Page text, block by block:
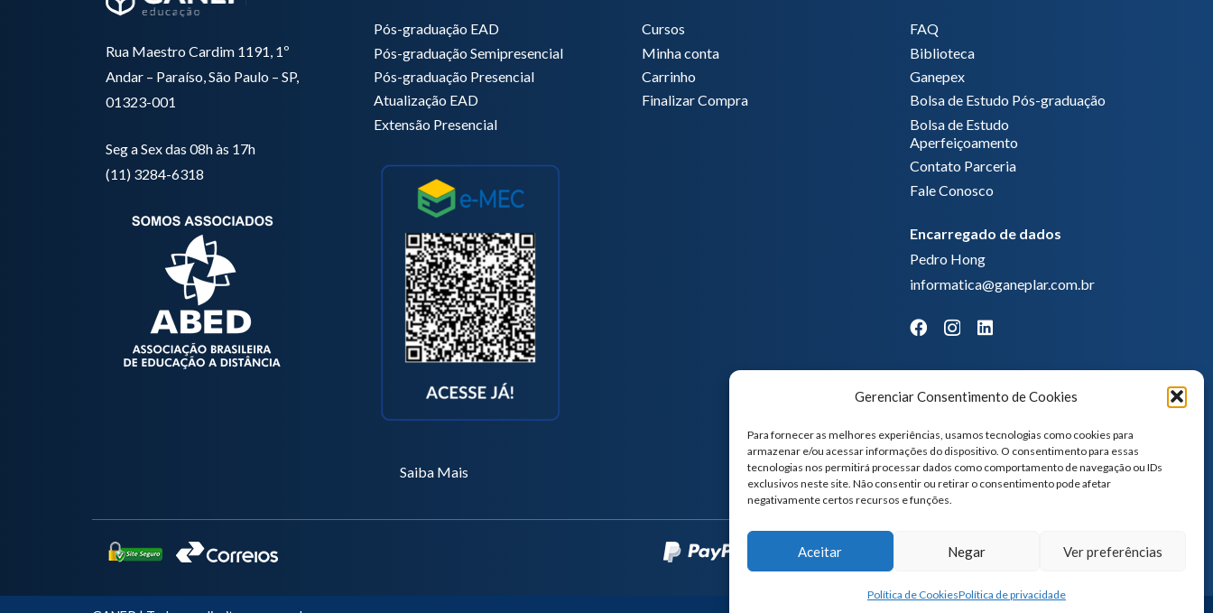
Gerenciar Consentimento de Cookies
Para fornecer as melhores experiências, usamos tecnologias como cookies para
armazenar e/ou acessar informações do dispositivo. O consentimento para essas
tecnologias nos permitirá processar dados como comportamento de navegação ou IDs
exclusivos neste site. Não consentir ou retirar o consentimento pode afetar
negativamente certos recursos e funções.
Aceitar Negar Ver preferências
Política de CookiesPolítica de privacidade
Rua Maestro Cardim 1191, 1º
Andar – Paraíso, São Paulo – SP,
01323-001
Seg a Sex das 08h às 17h
(11) 3284-6318
Pós-graduação EAD
Pós-graduação Semipresencial
Pós-graduação Presencial
Atualização EAD
Extensão Presencial
Saiba Mais
Cursos
Minha conta
Carrinho
Finalizar Compra
FAQ
Biblioteca
Ganepex
Bolsa de Estudo Pós-graduação
Bolsa de Estudo
Aperfeiçoamento
Contato Parceria
Fale Conosco
Encarregado de dados
Pedro Hong
informatica@ganeplar.com.br